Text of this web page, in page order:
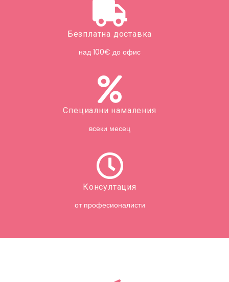
Безплатна доставка
над 100€ до офис
Специални намаления
всеки месец
Консултация
от професионалисти